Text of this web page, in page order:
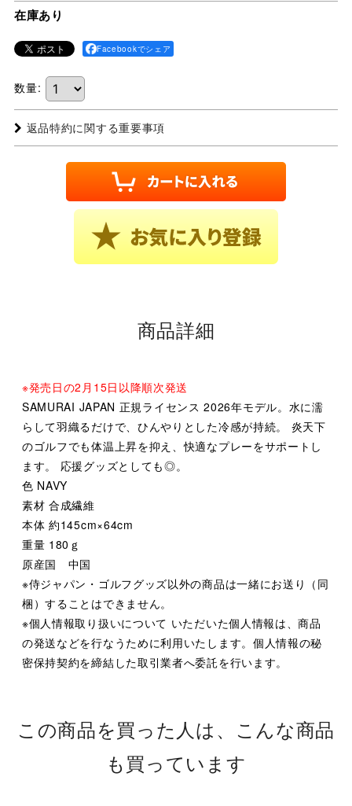
在庫あり
Facebookでシェア
数量:
返品特約に関する重要事項
商品詳細
※発売日の2月15日以降順次発送
SAMURAI JAPAN 正規ライセンス 2026年モデル。水に濡
らして羽織るだけで、ひんやりとした冷感が持続。 炎天下
のゴルフでも体温上昇を抑え、快適なプレーをサポートし
ます。 応援グッズとしても◎。
色 NAVY
素材 合成繊維
本体 約145cm×64cm
重量 180ｇ
原産国 中国
※侍ジャパン・ゴルフグッズ以外の商品は一緒にお送り（同
梱）することはできません。
※個人情報取り扱いについて いただいた個人情報は、商品
の発送などを行なうために利用いたします。個人情報の秘
密保持契約を締結した取引業者へ委託を行います。
この商品を買った人は、こんな商品
も買っています